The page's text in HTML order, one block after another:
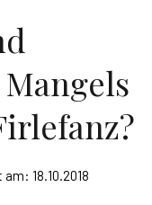
am: 18.10.2018